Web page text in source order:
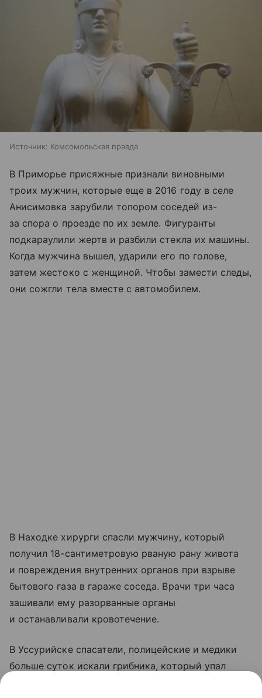
Источник: Комсомольская правда
В Приморье присяжные признали виновными
троих мужчин, которые еще в 2016 году в селе
Анисимовка зарубили топором соседей из-
за спора о проезде по их земле. Фигуранты
подкараулили жертв и разбили стекла их машины.
Когда мужчина вышел, ударили его по голове,
затем жестоко с женщиной. Чтобы замести следы,
они сожгли тела вместе с автомобилем.
В Находке хирурги спасли мужчину, который
получил 18-сантиметровую рваную рану живота
и повреждения внутренних органов при взрыве
бытового газа в гараже соседа. Врачи три часа
зашивали ему разорванные органы
и останавливали кровотечение.
В Уссурийске спасатели, полицейские и медики
больше суток искали грибника, который упал